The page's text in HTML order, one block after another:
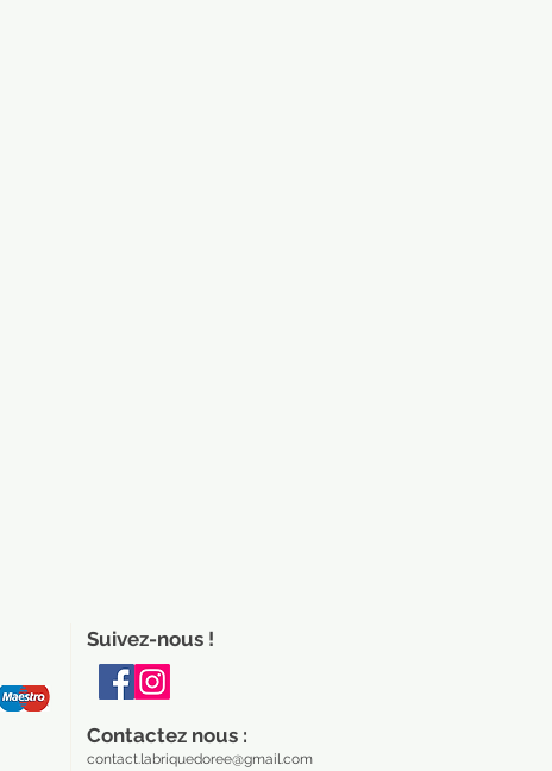
Suivez-nous !
Contactez nous :
contact.labriquedoree@gmail.com